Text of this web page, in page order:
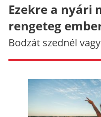
Ezekre a nyári
rengeteg
Bodzát szednél